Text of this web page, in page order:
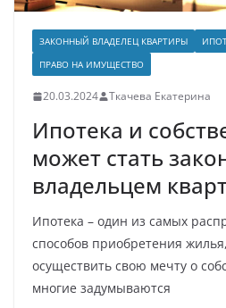
ЗАКОННЫЙ ВЛАДЕЛЕЦ КВАРТИРЫ
ПРАВО НА ИМУЩЕСТВО
20.03.2024 Ткачева Екатерина
Ипотека и
может стать
владельцем
Ипотека – один из самых
способов приобретения
осуществить свою мечту о
многие задумываются